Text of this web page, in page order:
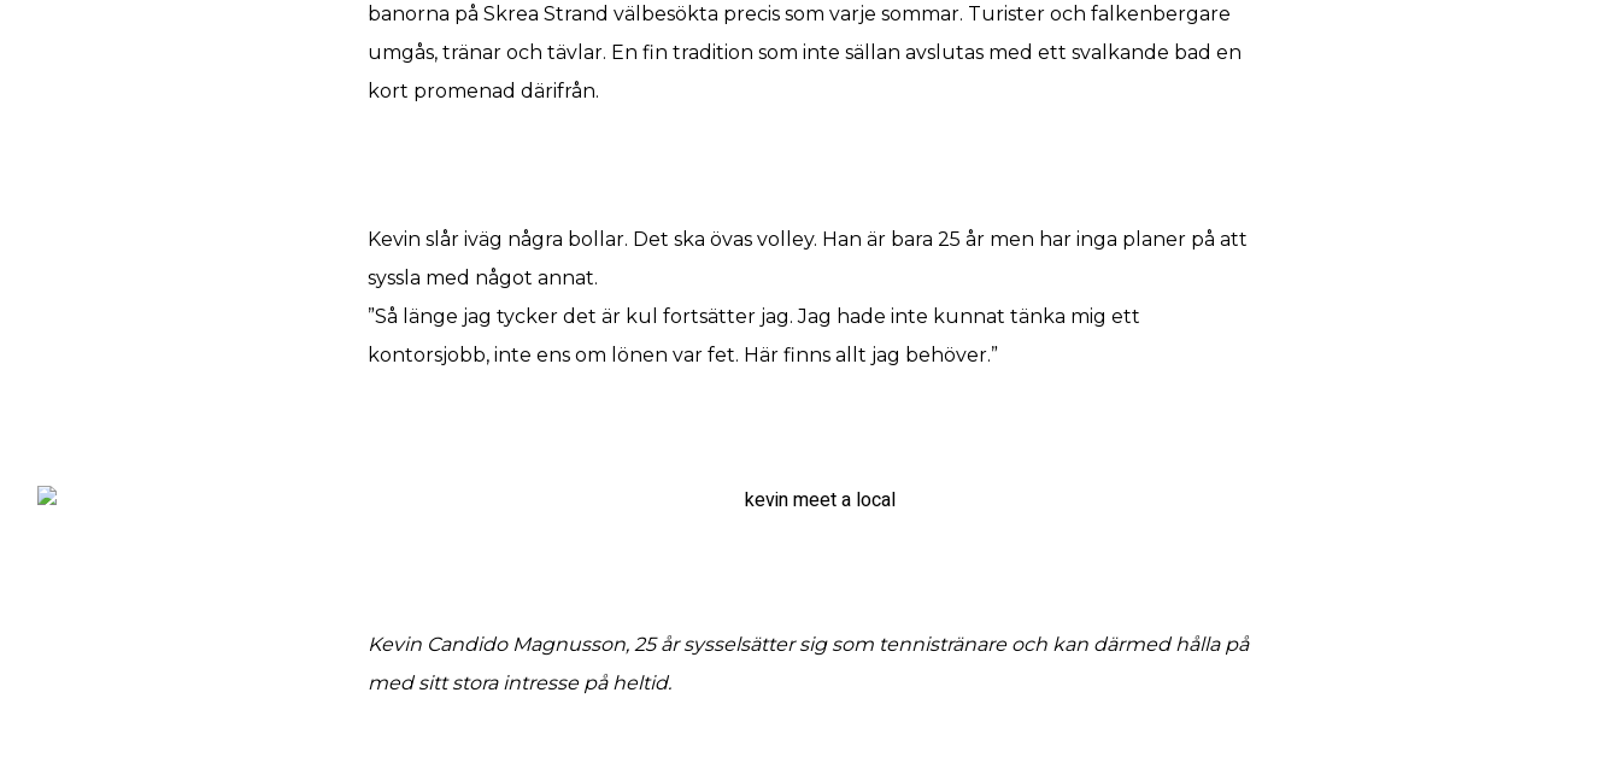
banorna på Skrea Strand välbesökta precis som varje sommar. Turister och falkenbergare
umgås, tränar och tävlar. En fin tradition som inte sällan avslutas med ett svalkande bad en
kort promenad därifrån.
Kevin slår iväg några bollar. Det ska övas volley. Han är bara 25 år men har inga planer på att
syssla med något annat.
”Så länge jag tycker det är kul fortsätter jag. Jag hade inte kunnat tänka mig ett
kontorsjobb, inte ens om lönen var fet. Här finns allt jag behöver.”
Kevin Candido Magnusson, 25 år sysselsätter sig som tennistränare och kan därmed hålla på
med sitt stora intresse på heltid.